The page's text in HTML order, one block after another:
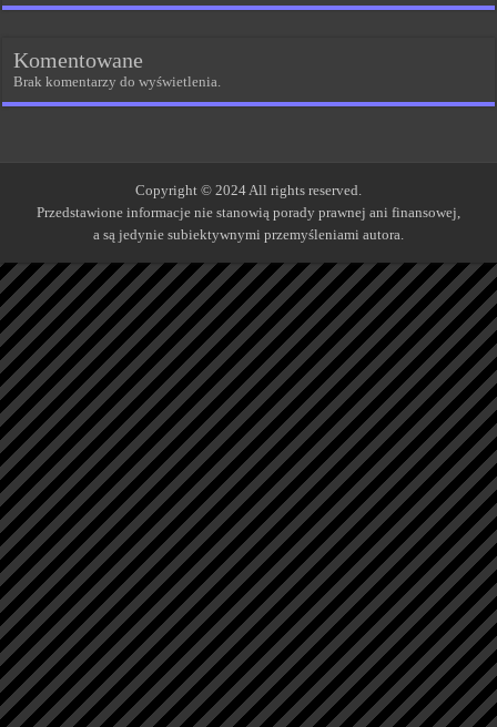
Komentowane
Brak komentarzy do wyświetlenia.
Copyright © 2024 All rights reserved.
Przedstawione informacje nie stanowią porady prawnej ani finansowej,
a są jedynie subiektywnymi przemyśleniami autora.